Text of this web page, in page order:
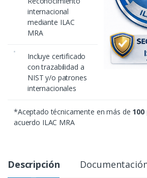
internacional
mediante ILAC
MRA
Incluye certificado
con trazabilidad a
NIST y/o patrones
internacionales
*Aceptado técnicamente en más de
acuerdo ILAC MRA
Descripción